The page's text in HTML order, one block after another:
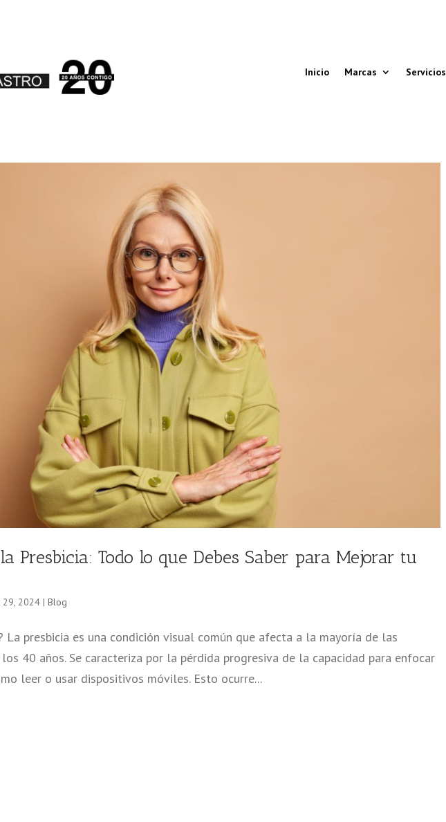
Inicio Marcas Servicios
Presbicia: Todo lo que Debes Saber para Mejorar tu
29, 2024 |Blog
La presbicia es una condición visual común que afecta a la mayoría de las
40 años. Se caracteriza por la pérdida progresiva de la capacidad para enfocar
leer o usar dispositivos móviles. Esto ocurre...